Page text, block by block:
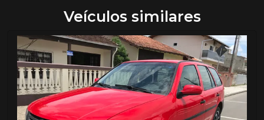
Veículos similares